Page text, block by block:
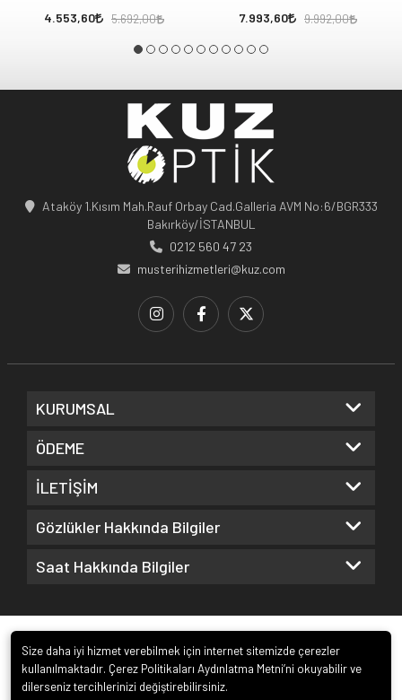
4.553,60 5.692,00 7.993,60 9.992,00
Ataköy 1.Kısım Mah.Rauf Orbay Cad.Galleria AVM No:6/BGR333
Bakırköy/İSTANBUL
0212 560 47 23
musterihizmetleri@kuz.com
KURUMSAL
ÖDEME
İLETİŞİM
Gözlükler Hakkında Bilgiler
Saat Hakkında Bilgiler
Size daha iyi hizmet verebilmek için internet sitemizde çerezler
kullanılmaktadır. Çerez Politikaları Aydınlatma Metni’ni okuyabilir ve
dilerseniz tercihlerinizi değiştirebilirsiniz.